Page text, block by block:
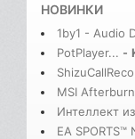
НОВИНКИ
1by1 - Audio
PotPlayer... -
MSI
Интеллект
EA SPORTS™